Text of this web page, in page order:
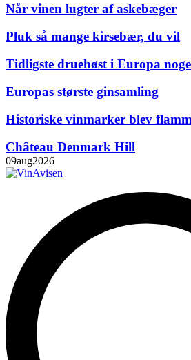
Når vinen lugter af askebæger
Pluk så mange kirsebær, du vil
Tidligste druehøst i Europa
Europas største ginsamling
Historiske vinmarker blev
Château Denmark Hill
09aug2026